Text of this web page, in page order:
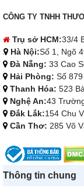
CÔNG TY TNHH
Trụ sở HCM:33/4
Hà Nội:Số 1, Ngõ
Đà Nẵng: 33 Cao
Hải Phòng: Số
Thanh Hóa: 523
Nghệ An:43
Đắk Lắk:154 Chu
Cần Thơ: 285 Võ
Thông tin chung